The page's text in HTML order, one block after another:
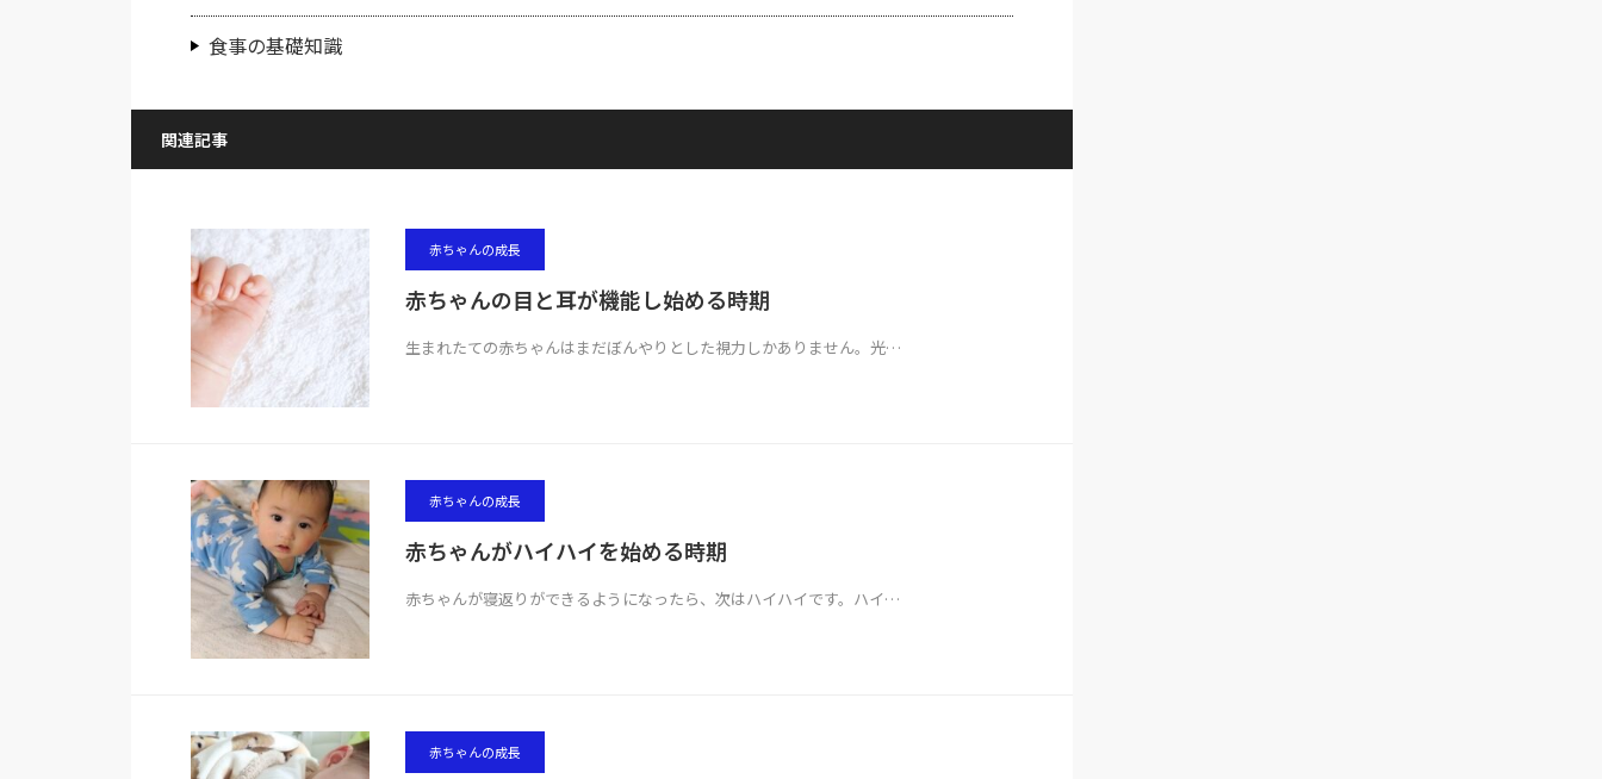
食事の基礎知識
関連記事
赤ちゃんの成長
赤ちゃんの目と耳が機能し始める時期
生まれたての赤ちゃんはまだぼんやりとした視力しかありません。光…
赤ちゃんの成長
赤ちゃんがハイハイを始める時期
赤ちゃんが寝返りができるようになったら、次はハイハイです。ハイ…
赤ちゃんの成長